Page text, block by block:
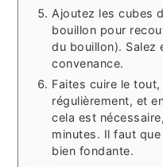
Ajoutez les cubes
bouillon pour
du bouillon). Salez
convenance.
Faites cuire le
régulièrement, et
cela est
minutes. Il faut
bien fondante.